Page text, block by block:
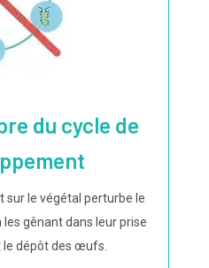
du cycle de
sur le végétal perturbe le
gênant dans leur prise
le dépôt des œufs.